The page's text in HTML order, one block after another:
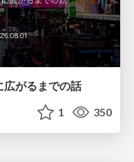
広がるまでの話
1 350